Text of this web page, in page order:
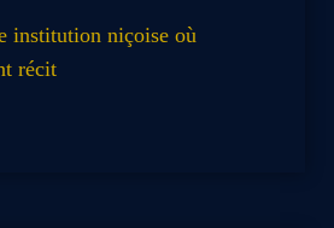
institution niçoise où
récit